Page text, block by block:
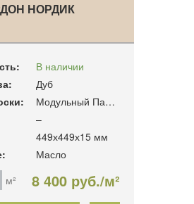
НОРДИК
В наличии
Дуб
Модульный Паркет
–
449х449х15 мм
Масло
м²
8 400 руб./м²